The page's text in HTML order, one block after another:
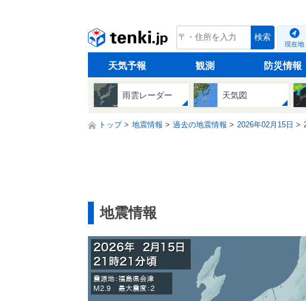
tenki.jp 検索
現在地
天気予報 観測 防災情報
雨雲レーダー 天気図
トップ 地震情報 過去の地震情報 2026年02月15日
地震情報